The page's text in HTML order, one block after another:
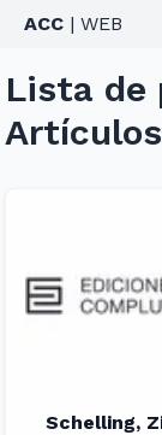
ACC | WEB
Lista de
Schelling,